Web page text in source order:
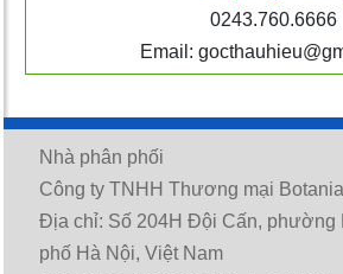
0243.760.6666
Email:
Nhà phân phối
Công ty TNHH Thương mại Botania
Địa chỉ: Số 204H Đội Cấn, phường
phố Hà Nội, Việt Nam